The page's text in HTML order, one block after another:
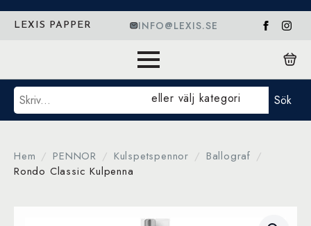
LEXIS PAPPER INFO@LEXIS.SE
Sök eller välj kategori Sök
Hem PENNOR Kulspetspennor
Ballograf
Rondo Classic Kulpenna